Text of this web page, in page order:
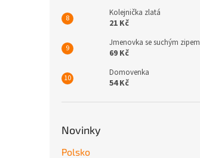
Kolejnička zlatá
21 Kč
Jmenovka se suchým zipem
69 Kč
Domovenka
54 Kč
Novinky
Polsko